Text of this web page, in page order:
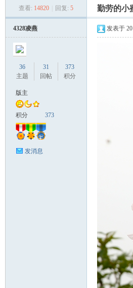
› › ›
查看: 14820 回复: 5 勤劳的小
4328凌燕
36
主题
31
回帖
373
积分
版主
积分 373
发消息
发表于